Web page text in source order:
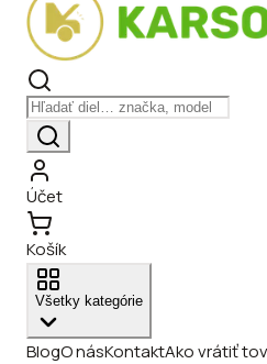
Účet
Košík
Všetky kategórie
BlogO násKontaktAko vrátiť